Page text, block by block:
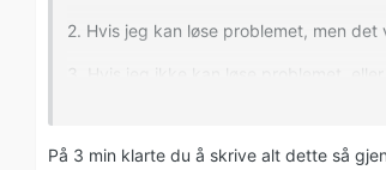
2. Hvis jeg kan løse problemet, men
3. Hvis jeg ikke kan løse problemet,
På 3 min klarte du å skrive alt dette så